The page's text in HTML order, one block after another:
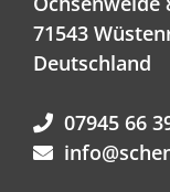
71543
Deutschland
07945 66